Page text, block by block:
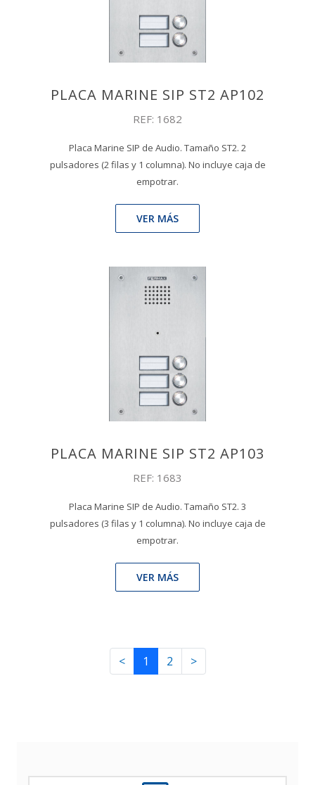
PLACA MARINE SIP ST2 AP102
REF: 1682
Placa Marine SIP de Audio. Tamaño ST2. 2
pulsadores (2 filas y 1 columna). No incluye caja de
empotrar.
VER MÁS
PLACA MARINE SIP ST2 AP103
REF: 1683
Placa Marine SIP de Audio. Tamaño ST2. 3
pulsadores (3 filas y 1 columna). No incluye caja de
empotrar.
VER MÁS
< 1 2 >